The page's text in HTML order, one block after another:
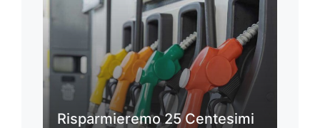
Risparmieremo 25 Centesimi